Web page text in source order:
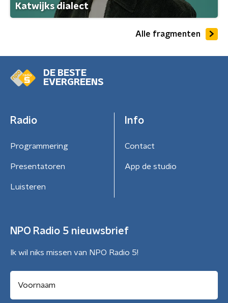
Katwijks dialect
Alle fragmenten
DE BESTE
EVERGREENS
Radio
Programmering
Presentatoren
Luisteren
Info
Contact
App de studio
NPO Radio 5 nieuwsbrief
Ik wil niks missen van NPO Radio 5!